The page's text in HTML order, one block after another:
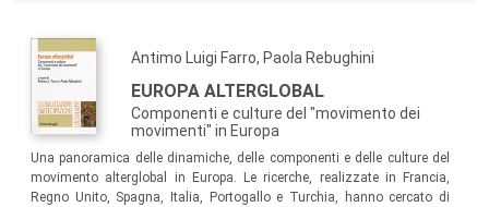
Antimo Luigi Farro, Paola Rebughini
EUROPA ALTERGLOBAL
Componenti e culture del "movimento dei
movimenti" in Europa
Una panoramica delle dinamiche, delle componenti e delle culture del
movimento alterglobal in Europa. Le ricerche, realizzate in Francia,
Regno Unito, Spagna, Italia, Portogallo e Turchia, hanno cercato di